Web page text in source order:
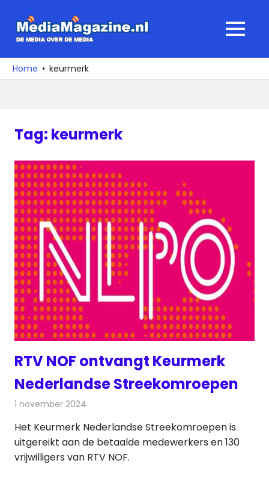
naar
media
over
MENU
Home keurmerk
Tag: keurmerk
RTV NOF ontvangt Keurmerk
Nederlandse Streekomroepen
1 november 2024
Het Keurmerk Nederlandse Streekomroepen is
uitgereikt aan de betaalde medewerkers en 130
vrijwilligers van RTV NOF.